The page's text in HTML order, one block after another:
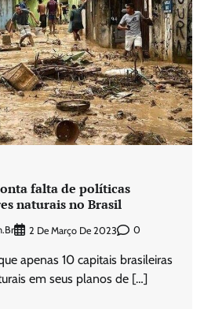
falta de políticas
naturais no Brasil
2 De Março De 2023 0
apenas 10 capitais brasileiras
em seus planos de […]